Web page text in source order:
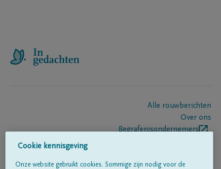
Alle rouwberichten
Over ons
Begrafenisondernemers
Cookie kennisgeving
Onze website gebruikt cookies. Sommige zijn nodig voor de